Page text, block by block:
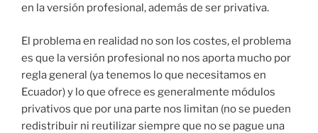
en la versión profesional, además de ser privativa.
El problema en realidad no son los costes, el problema
es que la versión profesional no nos aporta mucho por
regla general (ya tenemos lo que necesitamos en
Ecuador) y lo que ofrece es generalmente módulos
privativos que por una parte nos limitan (no se pueden
redistribuir ni reutilizar siempre que no se pague una